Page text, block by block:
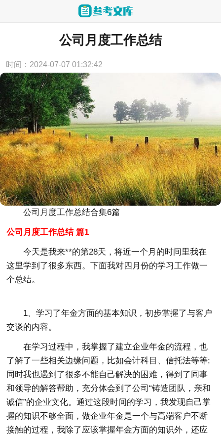
当前位置： 首页 > 工作总结
公司月度工作总结
时间：2024-07-07 01:32:42
公司月度工作总结合集6篇
公司月度工作总结 篇1
今天是我来**的第28天，将近一个月的时间里我在
这里学到了很多东西。下面我对四月份的学习工作做一
个总结。
1、学习了年金方面的基本知识，初步掌握了与客户
交谈的内容。
在学习过程中，我掌握了建立企业年金的流程，也
了解了一些相关边缘问题，比如会计科目、信托法等等;
同时我也遇到了很多不能自己解决的困难，得到了同事
和领导的解答帮助，充分体会到了公司“铸造团队，亲和
诚信”的企业文化。通过这段时间的学习，我发现自己掌
握的知识不够全面，做企业年金是一个与高端客户不断
接触的过程，我除了应该掌握年金方面的知识外，还应